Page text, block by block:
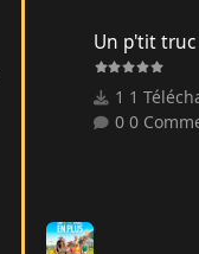
Un p'tit truc
1
0